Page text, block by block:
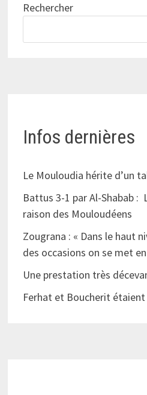
Rechercher
Infos dernières
Le Mouloudia hérite d’un
Battus 3-1 par Al-Shabab :
raison des Mouloudéens
Zougrana : « Dans le haut
des occasions on se met
Une prestation très
Ferhat et Boucherit